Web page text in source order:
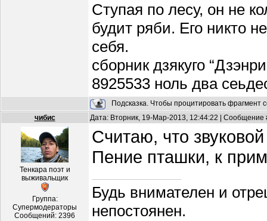
Ступая по лесу, он не
будит ряби. Его никто
себя.
сборник дзякуго
8925533 ноль два
Подсказка. Чтобы процитировать фрагмент
чибис
Дата: Вторник, 19-Мар-2013, 12:44:22 | Сообщение
Тенкара поэт и
выживальщик
Группа:
Супермодераторы
Сообщений: 2396
Считаю, что
Пение пташки, к
Будь внимателен и
непостоянен.